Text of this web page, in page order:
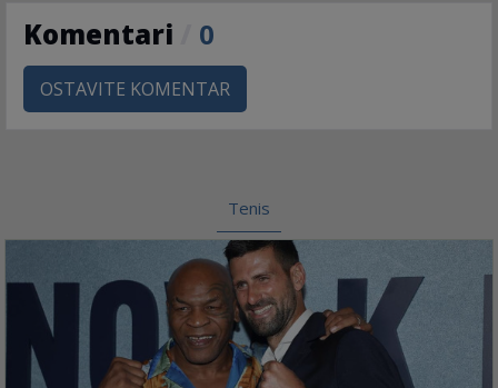
Komentari 0
OSTAVITE KOMENTAR
Tenis